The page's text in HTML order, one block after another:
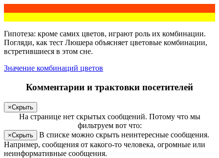
Гипотеза: кроме самих цветов, играют роль их комбинации.
Погляди, как тест Люшера объясняет цветовые комбинации,
встретившиеся в этом сне.
Значение комбинаций цветов
Комментарии и трактовки посетителей
×Скрыть
На странице нет скрытых сообщений. Потому что мы
фильтруем вот что:
×Скрыть
В списке можно скрыть неинтересные сообщения.
Например, сообщения от какого-то человека, огромные или
неинформативные сообщения.